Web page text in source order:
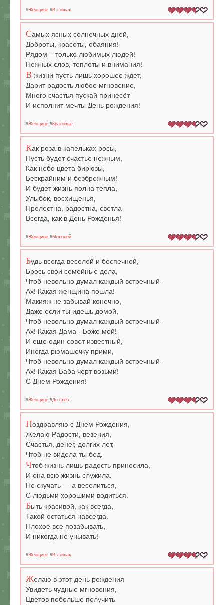
#Женщине #В стихах
Самых ясных солнечных дней,
Доброты, красоты, обаяния!
Рядом – только любимых людей!
Нежных слов, теплоты и внимания!
В жизни пусть лишь хорошее ждет,
Дарит радость любое мгновение,
Много счастья пускай принесёт
И исполнит мечты День рождения!
#Женщине #Красивые
Как роза в капельках росы,
Пусть будет счастье нежным,
Как небо цвета бирюзы,
Бескрайним и безбрежным!
И будет жизнь полна тепла,
Улыбок, восхищенья,
Прелестна, радостна, светла
Всегда, как в День Рожденья!
#Женщине #Молодой
Будь всегда веселой и беспечной,
Брось свои семейные дела,
Чтоб невольно думал каждый встречный-
Ах! Какая женщина пошла!
Макияж не забывай конечно,
Даже если ты идешь домой,
Чтоб невольно думал каждый встречный-
Ах! Какая Дама - Боже мой!
И еще один совет известный,
Иногда рюмашечку прими,
Чтоб невольно думал каждый встречный-
Ах! Какая Баба черт возьми!
С Днем Рождения!
#Женщине #До слез
Поздравляю с Днем Рождения,
Желаю Радости, везения,
Счастья, денег, долгих лет,
Чтоб не видела ты бед.
Чтоб жизнь лишь радость приносила,
И она всю жизнь служила.
Не скучать — а веселиться,
С людьми хорошими водиться.
Быть красивой, как всегда,
Такой остаться навсегда.
Плохое все позабывать,
И никогда не унывать!
#Женщине #В стихах
Желаю в этот день рождения
Увидеть чудные мгновения,
Цветов побольше получить